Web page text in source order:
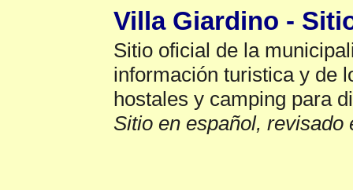
Villa Giardino -
Sitio oficial de la
información turistica y de
hostales y camping para
Sitio en español, revisado